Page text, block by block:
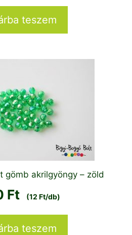
teszem
gömb akrilgyöngy – zöld
Ft (12 Ft/db)
teszem